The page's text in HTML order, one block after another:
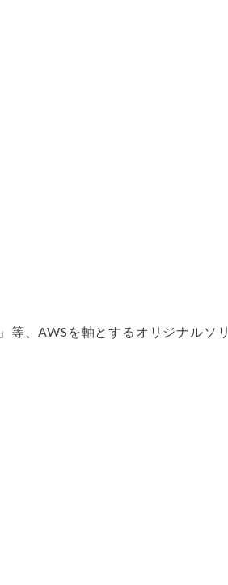
、AWSを軸とするオリジナルソリ